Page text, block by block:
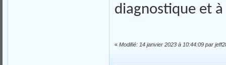
diagnostique et
« Modifié: 14 janvier 2023 à 10:44:09 par